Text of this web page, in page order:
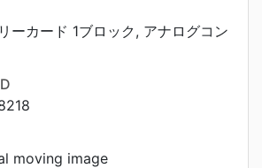
ーカード 1ブロック, アナログコン
moving image